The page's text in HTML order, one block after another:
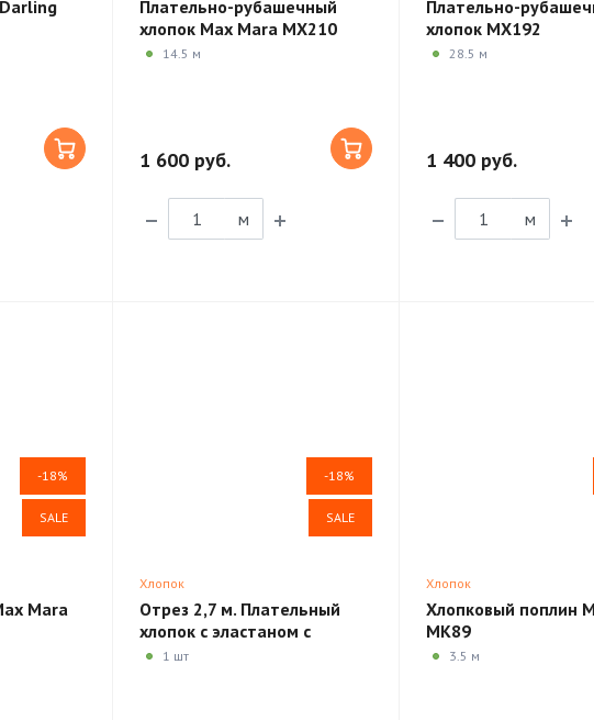
Плательно-рубашечный
хлопок Max Mara MX210
14.5 м
1 600 руб.
м
Плательно-
хлопок MX192
28.5 м
1 400 руб.
м
-18%
SALE
Mara
-18%
SALE
Хлопок
Отрез 2,7 м. Плательный
хлопок с эластаном с
цветочным принтом R51
1 шт
Хлопок
Хлопковый поплин
MK89
3.5 м